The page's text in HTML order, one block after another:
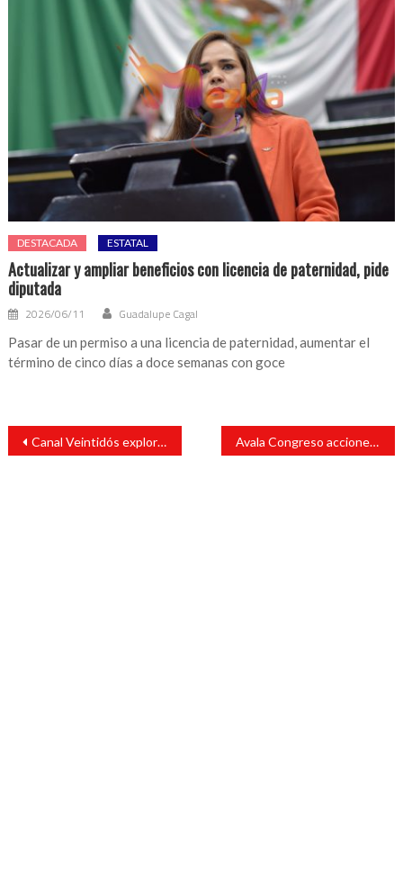
DESTACADA ESTATAL
Actualizar y ampliar beneficios con licencia de paternidad, pide
diputada
2026/06/11 Guadalupe Cagal
Pasar de un permiso a una licencia de paternidad, aumentar el
término de cinco días a doce semanas con goce
Navegación
entradas
Canal Veintidós explora la diversidad cultural de América del Sur Avala Congreso acciones para regularizar predios escolares